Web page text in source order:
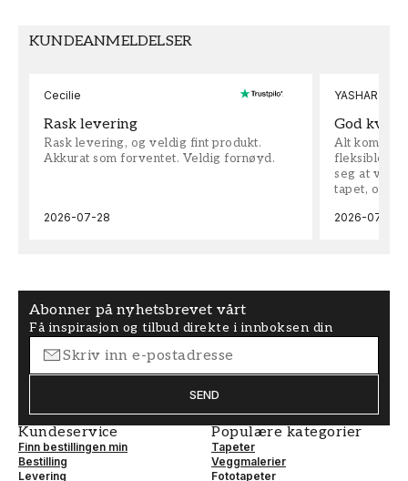
KUNDEANMELDELSER
Cecilie
Rask levering
Rask levering, og veldig fint produkt.
Akkurat som forventet. Veldig fornøyd.
2026-07-28
YASHAR
God
Alt kom
fleksible på
seg at vi
tapet, og
2026-07-04
Abonner på nyhetsbrevet vårt
Få inspirasjon og tilbud direkte i innboksen din
SEND
Kundeservice
Finn bestillingen min
Bestilling
Levering
Populære kategorier
Tapeter
Veggmalerier
Fototapeter